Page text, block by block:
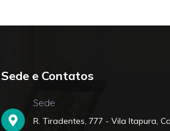
Sede e Contatos
Sede
R. Tiradentes, 777 - Vila Itapura,